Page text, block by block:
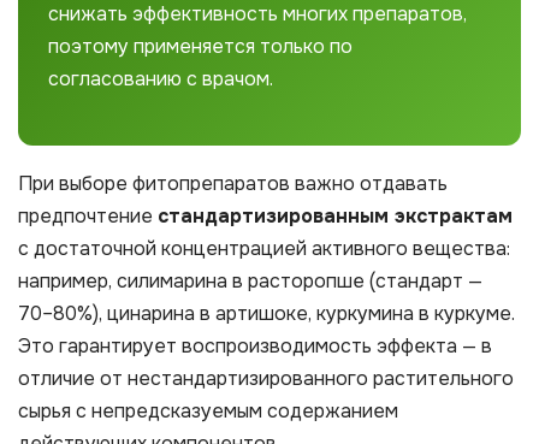
снижать эффективность многих препаратов,
поэтому применяется только по
согласованию с врачом.
При выборе фитопрепаратов важно отдавать
предпочтение стандартизированным экстрактам
с достаточной концентрацией активного вещества:
например, силимарина в расторопше (стандарт —
70–80%), цинарина в артишоке, куркумина в куркуме.
Это гарантирует воспроизводимость эффекта — в
отличие от нестандартизированного растительного
сырья с непредсказуемым содержанием